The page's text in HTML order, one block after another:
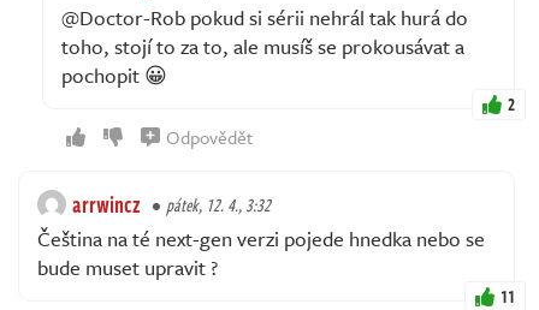
@Doctor-Rob pokud si sérii nehrál tak hurá do
toho, stojí to za to, ale musíš se prokousávat a
pochopit 😀
2
Odpovědět
arrwincz pátek, 12. 4., 3:32
Čeština na té next-gen verzi pojede hnedka nebo se
bude muset upravit ?
11